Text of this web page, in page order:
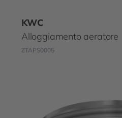
KWC
Alloggiamento aeratore
ZTAPS0005